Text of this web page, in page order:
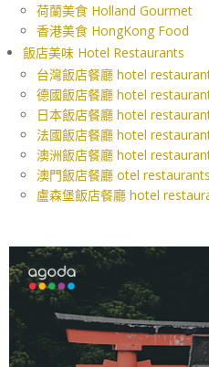
荷蘭美食 Holland Gourmet
香港美食 HongKong Food
飯店美味 Hotel Restaurants
台灣飯店餐廳 hotel
德國飯店餐廳 hotel
日本飯店餐廳 hotel
法國飯店餐廳 hotel
澳洲飯店餐廳 hotel
澳門飯店餐廳 otel
盧森堡飯店餐廳 hotel